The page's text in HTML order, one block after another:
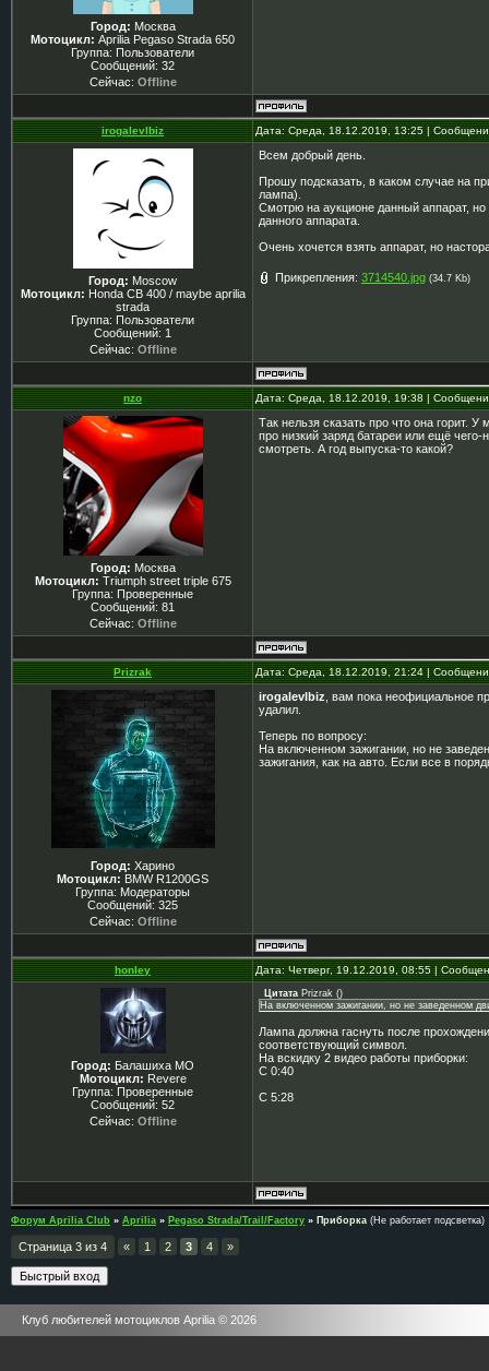
Город: Москва
Мотоцикл: Aprilia Pegaso Strada 650
Группа: Пользователи
Сообщений: 32
Сейчас: Offline
irogalevlbiz Дата: Среда, 18.12.2019, 13:25 |
Город: Moscow
Мотоцикл: Honda CB 400 / maybe aprilia
strada
Группа: Пользователи
Сообщений: 1
Сейчас: Offline
Всем добрый день.
Прошу подсказать, в каком случае на
лампа).
Смотрю на аукционе данный аппарат,
данного аппарата.
Очень хочется взять аппарат, но
Прикрепления: 3714540.jpg (34.7 Kb)
nzo Дата: Среда, 18.12.2019, 19:38 |
Город: Москва
Мотоцикл: Triumph street triple 675
Группа: Проверенные
Сообщений: 81
Сейчас: Offline
Так нельзя сказать про что она горит.
про низкий заряд батареи или ещё
смотреть. А год выпуска-то какой?
Prizrak Дата: Среда, 18.12.2019, 21:24 |
Город: Харино
Мотоцикл: BMW R1200GS
Группа: Модераторы
Сообщений: 325
Сейчас: Offline
irogalevlbiz , вам пока неофициальное
удалил.
Теперь по вопросу:
На включенном зажигании, но не
зажигания, как на авто. Если все в
honley Дата: Четверг, 19.12.2019, 08:55 |
Город: Балашиха МО
Мотоцикл: Revere
Группа: Проверенные
Сообщений: 52
Сейчас: Offline
Цитата Prizrak ()
На включенном зажигании, но не заведенном
Лампа должна гаснуть после
соответствующий символ.
На вскидку 2 видео работы приборки:
С 0:40
С 5:28
Форум Aprilia Club » Aprilia » Pegaso Strada/Trail/Factory » Приборка (Не работает подсветка)
Страница 3 из 4 « 1 2 3 4 »
Клуб любителей мотоциклов Aprilia © 2026